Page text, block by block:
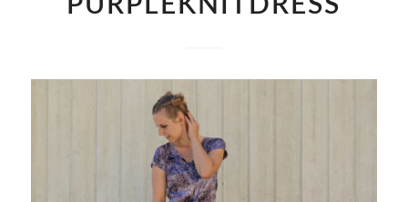
PURPLEKNITDRESS